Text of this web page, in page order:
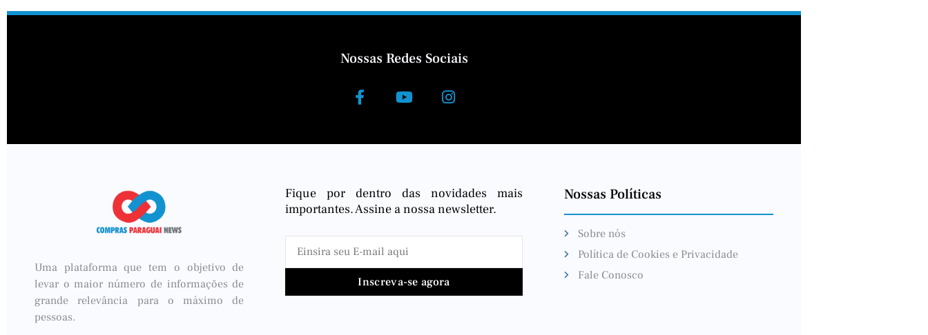
Nossas Redes Sociais
Uma plataforma que tem o objetivo de
levar o maior número de informações de
grande relevância para o máximo de
pessoas.
Fique por dentro das novidades mais
importantes. Assine a nossa newsletter.
Inscreva-se agora
Nossas Políticas
Sobre nós
Política de Cookies e Privacidade
Fale Conosco